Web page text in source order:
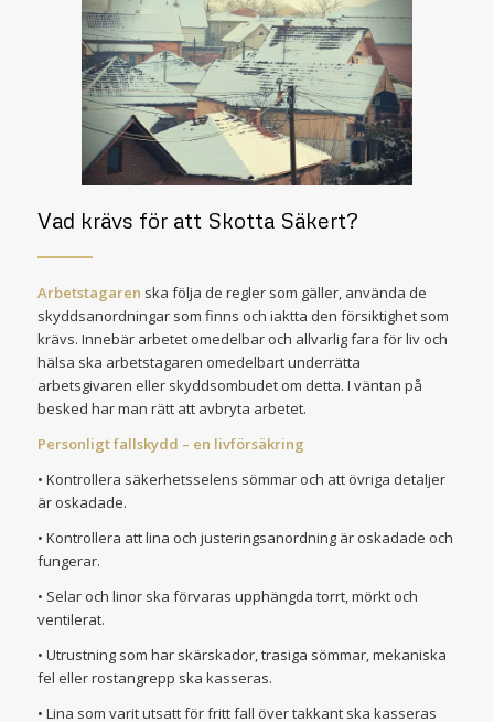
Vad krävs för att Skotta Säkert?
Arbetstagaren ska följa de regler som gäller, använda de
skyddsanordningar som finns och iaktta den försiktighet som
krävs. Innebär arbetet omedelbar och allvarlig fara för liv och
hälsa ska arbetstagaren omedelbart underrätta
arbetsgivaren eller skyddsombudet om detta. I väntan på
besked har man rätt att avbryta arbetet.
Personligt fallskydd – en livförsäkring
• Kontrollera säkerhetsselens sömmar och att övriga detaljer
är oskadade.
• Kontrollera att lina och justeringsanordning är oskadade och
fungerar.
• Selar och linor ska förvaras upphängda torrt, mörkt och
ventilerat.
• Utrustning som har skärskador, trasiga sömmar, mekaniska
fel eller rostangrepp ska kasseras.
• Lina som varit utsatt för fritt fall över takkant ska kasseras